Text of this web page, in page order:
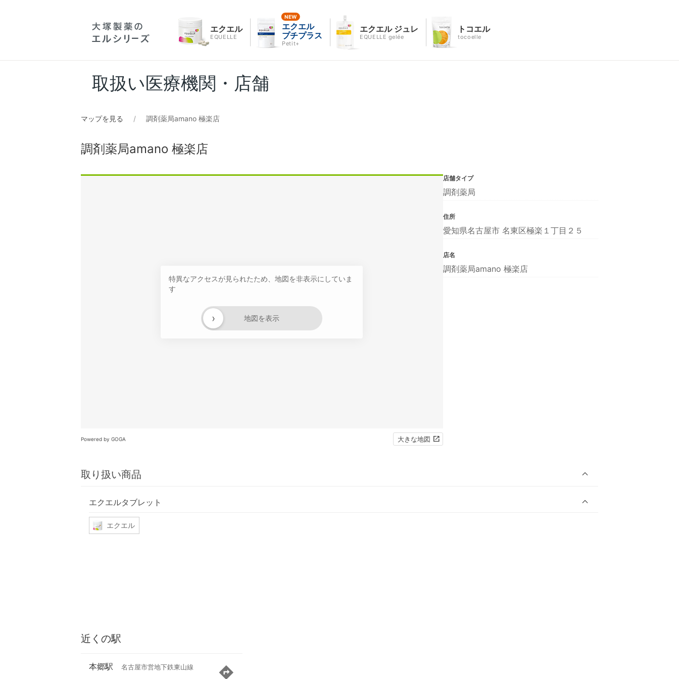
エクエル
EQUELLE
エクエル
プチプラス
Petit+
エクエル ジュレ
EQUELLE gelée
トコエル
tocoelle
取扱い医療機関・店舗
マップを見る 調剤薬局amano 極楽店
調剤薬局amano 極楽店
特異なアクセスが見られたため、地図を非表示にしていま
す
地図を表示
›
Powered by GOGA 大きな地図
取り扱い商品
エクエルタブレット
エクエル
店舗タイプ
調剤薬局
住所
愛知県名古屋市 名東区極楽１丁目２５
店名
調剤薬局amano 極楽店
近くの駅
本郷駅 名古屋市営地下鉄東山線